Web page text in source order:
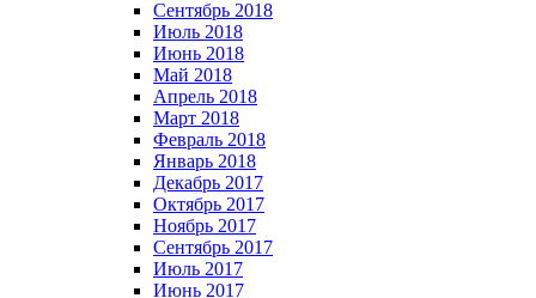
Сентябрь 2018
Июль 2018
Июнь 2018
Май 2018
Апрель 2018
Март 2018
Февраль 2018
Январь 2018
Декабрь 2017
Октябрь 2017
Ноябрь 2017
Сентябрь 2017
Июль 2017
Июнь 2017